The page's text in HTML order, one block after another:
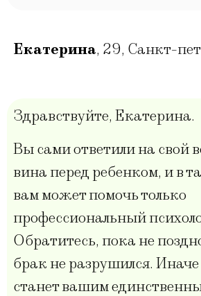
Екатерина, 29, Санкт-
Здравствуйте, Екатерина.
Вы сами ответили на свой
вина перед ребенком, и в
вам может помочь только
профессиональный
Обратитесь, пока не
брак не разрушился.
станет вашим